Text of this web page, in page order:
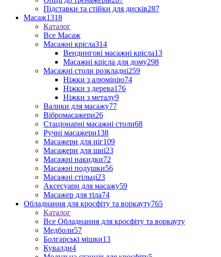
Підставки та стійки для дисків287
Масаж1318
Каталог
Все Масаж
Масажні крісла314
Вендингові масажні крісла13
Масажні крісла для дому298
Масажні столи розкладні259
Ніжки з алюмінію74
Ніжки з дерева176
Ніжки з металу9
Валики для масажу77
Вібромасажери26
Стаціонарні масажні столи68
Ручні масажери138
Масажери для ніг109
Масажери для шиї23
Масажні накидки72
Масажні подушки56
Масажні стільці23
Аксесуари для масажу59
Масажер для тіла74
Обладнання для кросфіту та воркауту765
Каталог
Все Обладнання для кросфіту та воркауту
Медболи57
Болгарські мішки13
Кувалди4